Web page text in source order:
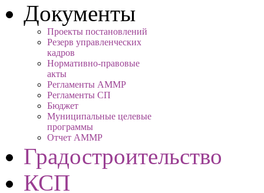
Документы
Проекты постановлений
Резерв управленческих
кадров
Нормативно-правовые
акты
Регламенты АММР
Регламенты СП
Бюджет
Муниципальные целевые
программы
Отчет АММР
Градостроительство
КСП